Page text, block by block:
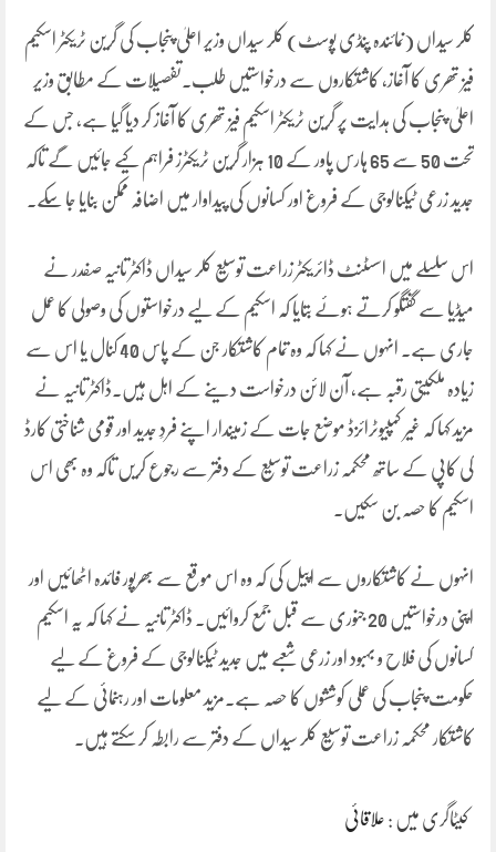
کلر سیداں (نمائندہ پنڈی پوسٹ) کلر سیداں وزیر اعلیٰ پنجاب کی گرین ٹریکٹر اسکیم
فیز تھری کا آغاز، کاشتکاروں سے درخواستیں طلب۔تفصیلات کے مطابق وزیر
اعلیٰ پنجاب کی ہدایت پر گرین ٹریکٹر اسکیم فیز تھری کا آغاز کر دیا گیا ہے، جس کے
تحت 50 سے 65 ہارس پاور کے 10 ہزار گرین ٹریکٹرز فراہم کیے جائیں گے تاکہ
جدید زرعی ٹیکنالوجی کے فروغ اور کسانوں کی پیداوار میں اضافہ ممکن بنایا جا سکے۔
اس سلسلے میں اسسٹنٹ ڈائریکٹر زراعت توسیع کلر سیداں ڈاکٹر تانیہ صفدر نے
میڈیا سے گفتگو کرتے ہوئے بتایا کہ اسکیم کے لیے درخواستوں کی وصولی کا عمل
جاری ہے۔ انہوں نے کہا کہ وہ تمام کاشتکار جن کے پاس 40 کنال یا اس سے
زیادہ ملکیتی رقبہ ہے، آن لائن درخواست دینے کے اہل ہیں۔ڈاکٹر تانیہ نے
مزید کہا کہ غیر کمپیوٹرائزڈ موضع جات کے زمیندار اپنے فردِ جدید اور قومی شناختی کارڈ
کی کاپی کے ساتھ محکمہ زراعت توسیع کے دفتر سے رجوع کریں تاکہ وہ بھی اس
اسکیم کا حصہ بن سکیں۔
انہوں نے کاشتکاروں سے اپیل کی کہ وہ اس موقع سے بھرپور فائدہ اٹھائیں اور
اپنی درخواستیں 20 جنوری سے قبل جمع کروائیں۔ ڈاکٹر تانیہ نے کہا کہ یہ اسکیم
کسانوں کی فلاح و بہبود اور زرعی شعبے میں جدید ٹیکنالوجی کے فروغ کے لیے
حکومت پنجاب کی عملی کوششوں کا حصہ ہے۔مزید معلومات اور رہنمائی کے لیے
کاشتکار محکمہ زراعت توسیع کلر سیداں کے دفتر سے رابطہ کر سکتے ہیں۔
کیٹاگری میں : علاقائی